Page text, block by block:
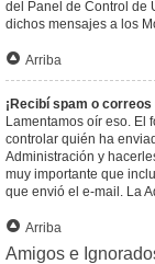
del Panel de Control de
dichos mensajes a los
Arriba
¡Recibí spam o
Lamentamos oír eso. El
controlar quién ha
Administración y
muy importante que
que envió el e-mail. La
Arriba
Amigos e